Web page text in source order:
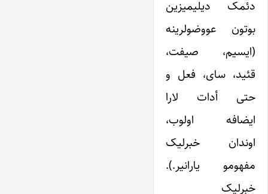
دئمک دیلیمیزین
بوتون عووضولرینه
(ایسیم، صیفت،
قئید، سای، فعل و
حتی أدات لارا
ایضافه اولوب،
اوندان خبرلیک
مفهومو یارانیر.).
خبرلیک